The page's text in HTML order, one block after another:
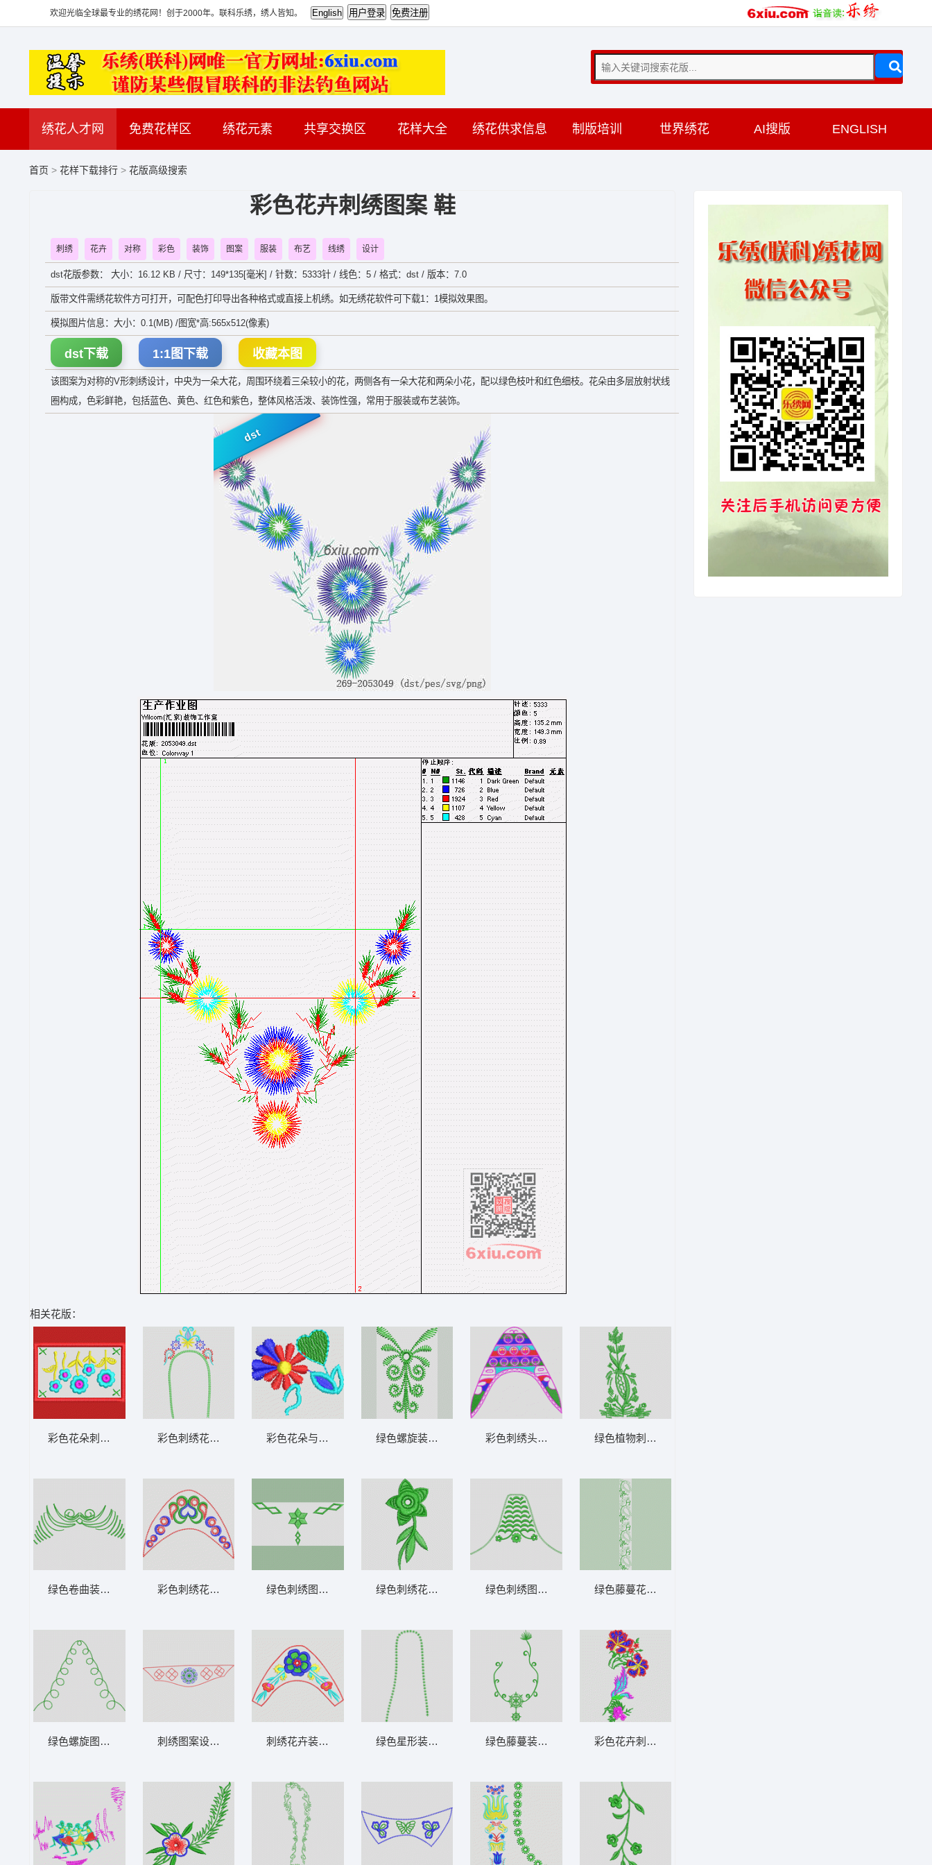
欢迎光临全球最专业的绣花网！创于2000年。联科乐绣，绣人皆知。
绣花人才网 免费花样区 绣花元素 共享交换区 花样大全 绣花供求信息 制版培训 世界绣花 AI搜版 ENGLISH
首页 > 花样下载排行 > 花版高级搜索
彩色花卉刺绣图案 鞋
刺绣 花卉 对称 彩色 装饰 图案 服装 布艺 线绣 设计
dst花版参数： 大小：16.12 KB / 尺寸：149*135[毫米] / 针数：5333针 / 线色：5 / 格式：dst / 版本：7.0
版带文件需绣花软件方可打开，可配色打印导出各种格式或直接上机绣。如无绣花软件可下载1：1模拟效果图。
模拟图片信息：大小：0.1(MB) /图宽*高:565x512(像素)
dst下载 1:1图下载 收藏本图
该图案为对称的V形刺绣设计，中央为一朵大花，周围环绕着三朵较小的花，两侧各有一朵大花和两朵小花，配以绿色枝叶和红色细枝。花朵由多层放射状线
圈构成，色彩鲜艳，包括蓝色、黄色、红色和紫色，整体风格活泼、装饰性强，常用于服装或布艺装饰。
dst
相关花版：
彩色花朵刺绣图案 鞋
绿色卷曲装饰图案 鞋
绿色螺旋图案对称分布 鞋
彩色刺绣花冠设计图 鞋
彩色刺绣花纹图案 鞋
刺绣图案设计图 鞋
彩色花朵与心形图案 鞋
绿色刺绣图案装饰设计 鞋
刺绣花卉装饰图案 鞋
绿色螺旋装饰图案 鞋
绿色刺绣花朵图案 鞋
绿色星形装饰链 鞋
彩色刺绣头饰图案 鞋
绿色刺绣图案设计 鞋
绿色藤蔓装饰图案 鞋
绿色植物刺绣图案 鞋
绿色藤蔓花卉装饰图案 鞋
彩色花卉刺绣图案 鞋